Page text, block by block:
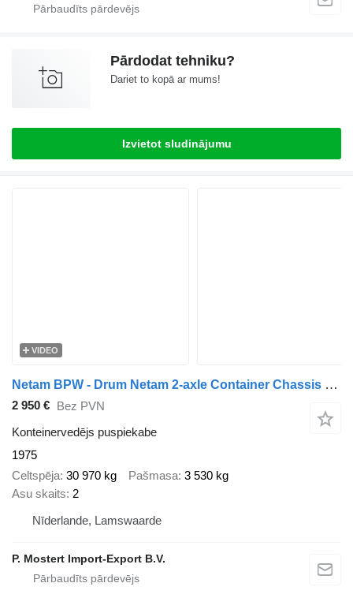
Pārdodat tehniku?
Dariet to kopā ar mums!
Izvietot sludinājumu
VIDEO
Netam BPW - Drum Netam 2-axle Container Chassis - BPW axles - Drum bra
2 950 € Bez PVN
Konteinervedējs puspiekabe
1975
Celtspēja 30 970 kg Pašmasa 3 530 kg
Asu skaits 2
Nīderlande, Lamswaarde
P. Mostert Import-Export B.V.